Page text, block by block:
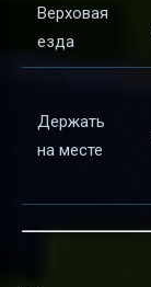
Верховая
езда
Держать
на месте